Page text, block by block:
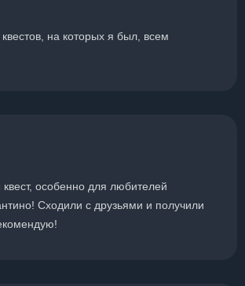
на которых я был, всем
особенно для любителей
Сходили с друзьями и получили